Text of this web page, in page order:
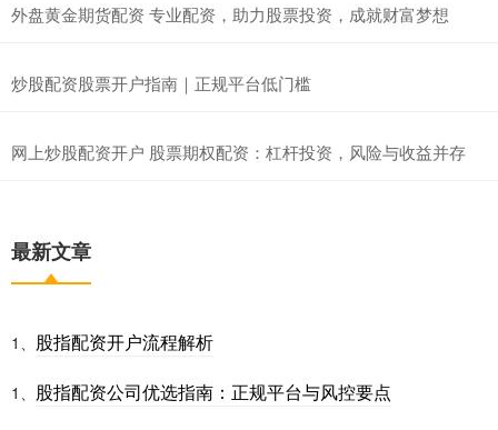
外盘黄金期货配资 专业配资，助力股票投资，成就财富梦想
炒股配资股票开户指南｜正规平台低门槛
网上炒股配资开户 股票期权配资：杠杆投资，风险与收益并存
最新文章
1、 股指配资开户流程解析
1、 股指配资公司优选指南：正规平台与风控要点